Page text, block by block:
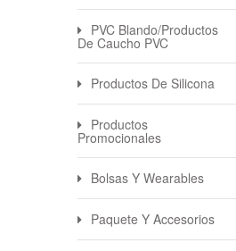
PVC Blando/productos
De Caucho PVC
Productos De Silicona
Productos
Promocionales
Bolsas Y Wearables
Paquete Y Accesorios